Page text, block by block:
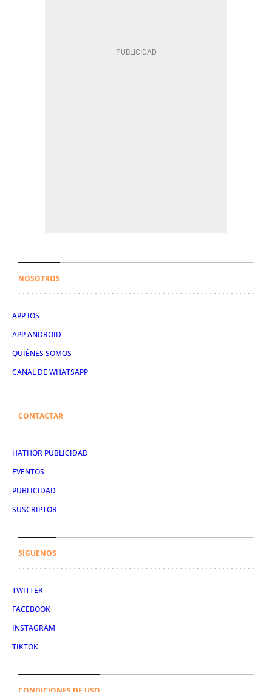
NOSOTROS
APP IOS
APP ANDROID
QUIÉNES SOMOS
CANAL DE WHATSAPP
CONTACTAR
HATHOR PUBLICIDAD
EVENTOS
PUBLICIDAD
SUSCRIPTOR
SÍGUENOS
TWITTER
FACEBOOK
INSTAGRAM
TIKTOK